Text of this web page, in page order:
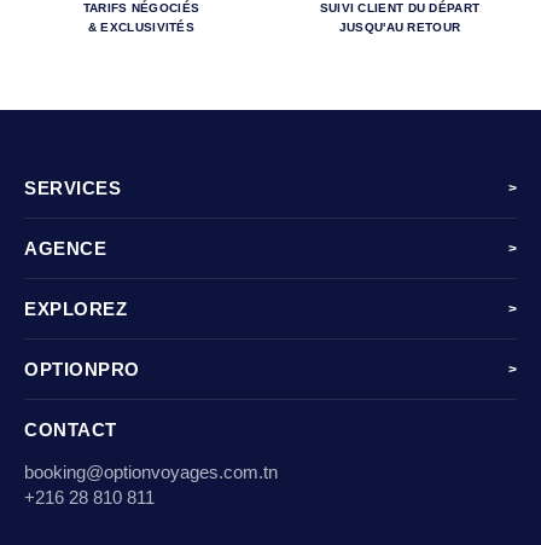
TARIFS NÉGOCIÉS
& EXCLUSIVITÉS
SUIVI CLIENT DU DÉPART
JUSQU'AU RETOUR
SERVICES >
AGENCE >
EXPLOREZ >
OPTIONPRO >
CONTACT
booking@optionvoyages.com.tn
+216 28 810 811